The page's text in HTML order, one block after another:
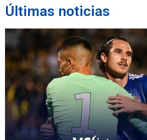
Últimas noticias